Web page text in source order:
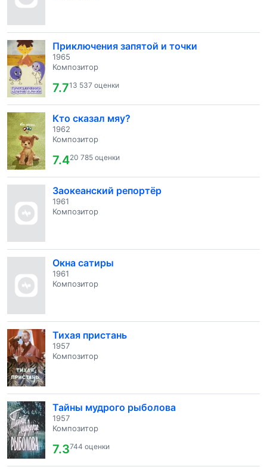
Приключения запятой и точки
1965
Композитор
7.713 537 оценки
Кто сказал мяу?
1962
Композитор
7.420 785 оценки
Заокеанский репортёр
1961
Композитор
Окна сатиры
1961
Композитор
Тихая пристань
1957
Композитор
Тайны мудрого рыболова
1957
Композитор
7.3744 оценки